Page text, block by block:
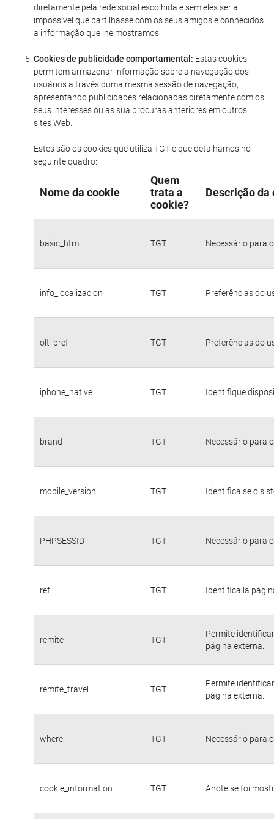
diretamente pela rede social escolhida e sem eles seria
impossível que partilhasse com os seus amigos e conhecidos
a informação que lhe mostramos.
Cookies de publicidade comportamental: Estas cookies
permitem armazenar informação sobre a navegação dos
usuários a través duma mesma sessão de navegação,
apresentando publicidades relacionadas diretamente com os
seus interesses ou as sua procuras anteriores em outros
sites Web.
Estes são os cookies que utiliza TGT e que detalhamos no
seguinte quadro:
Nome da cookie
Quem
trata a
cookie?
Descrição da
basic_html TGT Necessário para
info_localizacion TGT Preferências do
olt_pref TGT Preferências do
iphone_native TGT Identifique
brand TGT Necessário para
mobile_version TGT Identifica se o
PHPSESSID TGT Necessário para
ref TGT Identifica la
remite TGT
Permite
página externa.
remite_travel TGT
Permite
página externa.
where TGT Necessário para
cookie_information TGT Anote se foi